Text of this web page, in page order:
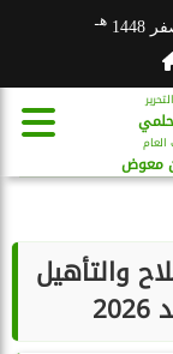
هـ
معوض
والتأهيل